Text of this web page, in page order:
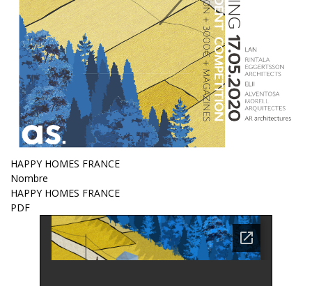
HAPPY HOMES FRANCE
Nombre
HAPPY HOMES FRANCE
PDF